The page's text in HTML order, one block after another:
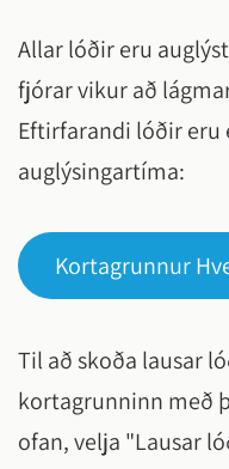
Allar lóðir eru
fjórar vikur að
Eftirfarandi lóðir eru
auglýsingartíma:
Kortagrunnur
Til að skoða lausar
kortagrunninn með
ofan, velja "Lausar